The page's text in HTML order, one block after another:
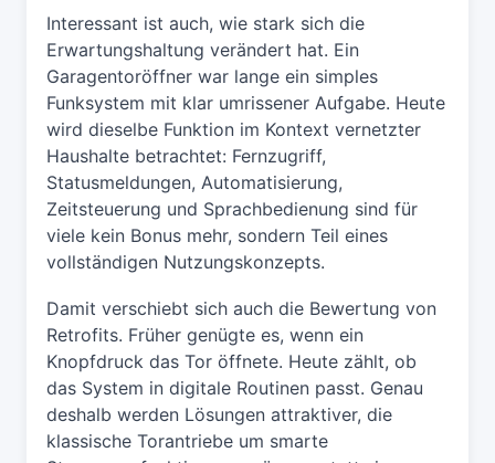
Interessant ist auch, wie stark sich die
Erwartungshaltung verändert hat. Ein
Garagentoröffner war lange ein simples
Funksystem mit klar umrissener Aufgabe. Heute
wird dieselbe Funktion im Kontext vernetzter
Haushalte betrachtet: Fernzugriff,
Statusmeldungen, Automatisierung,
Zeitsteuerung und Sprachbedienung sind für
viele kein Bonus mehr, sondern Teil eines
vollständigen Nutzungskonzepts.
Damit verschiebt sich auch die Bewertung von
Retrofits. Früher genügte es, wenn ein
Knopfdruck das Tor öffnete. Heute zählt, ob
das System in digitale Routinen passt. Genau
deshalb werden Lösungen attraktiver, die
klassische Torantriebe um smarte